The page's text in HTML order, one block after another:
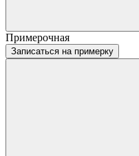
Примерочная
Записаться на примерку